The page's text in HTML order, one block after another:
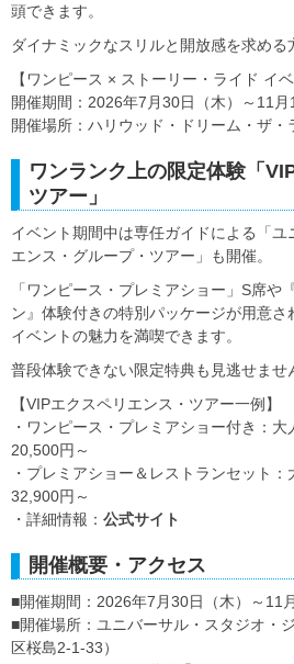
頭できます。
ダイナミックなスリルと開放感を求める
【ワンピース × ストーリー・ライド イベ
開催期間：2026年7月30日（木）～11月
開催場所：ハリウッド・ドリーム・ザ・
ワンランク上の限定体験「
ツアー」
イベント期間中は専任ガイドによる「ユ
エンス・グループ・ツアー」も開催。
「ワンピース・プレミアショー」S席や
ン』体験付きの特別パッケージが用意さ
イベントの魅力を満喫できます。
普段体験できない限定特典も見逃せませ
【VIPエクスペリエンス・ツアー一例】
・ワンピース・プレミアショー付き：
20,500円～
・プレミアショー＆レストランセット
32,900円～
・詳細情報： 公式サイト
開催概要・アクセス
■開催期間：2026年7月30日（木）～11
■開催場所：ユニバーサル・スタジオ・
区桜島2-1-33）